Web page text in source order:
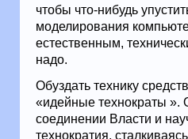
чтобы что-нибудь
моделирования
естественным,
надо.
Обуздать технику
«идейные технократы ».
соединении Власти и
технократия,